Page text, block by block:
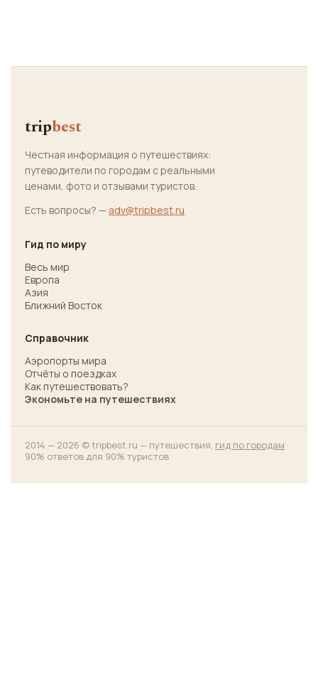
tripbest
Честная информация о путешествиях:
путеводители по городам с реальными
ценами, фото и отзывами туристов.
Есть вопросы? — adv@tripbest.ru
Гид по миру
Весь мир
Европа
Азия
Ближний Восток
Справочник
Аэропорты мира
Отчёты о поездках
Как путешествовать?
Экономьте на путешествиях
2014 — 2026 © tripbest.ru — путешествия, гид по городам ·
90% ответов для 90% туристов